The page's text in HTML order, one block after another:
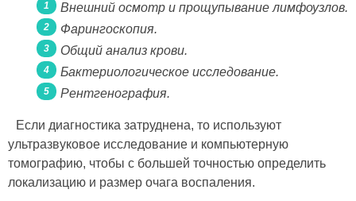
Внешний осмотр и прощупывание лимфоузлов.
Фарингоскопия.
Общий анализ крови.
Бактериологическое исследование.
Рентгенография.
Если диагностика затруднена, то используют
ультразвуковое исследование и компьютерную
томографию, чтобы с большей точностью определить
локализацию и размер очага воспаления.